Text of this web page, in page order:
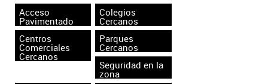
Acceso
Pavimentado
Colegios
Cercanos
Centros
Comerciales
Cercanos
Parques
Cercanos
Seguridad en la
zona